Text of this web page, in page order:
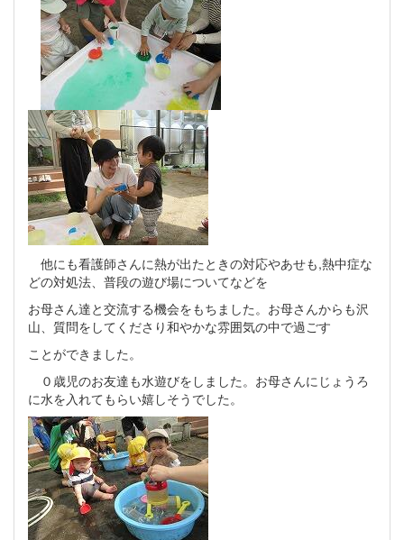
他にも看護師さんに熱が出たときの対応やあせも,熱中症な
どの対処法、普段の遊び場についてなどを
お母さん達と交流する機会をもちました。お母さんからも沢
山、質問をしてくださり和やかな雰囲気の中で過ごす
ことができました。
０歳児のお友達も水遊びをしました。お母さんにじょうろ
に水を入れてもらい嬉しそうでした。